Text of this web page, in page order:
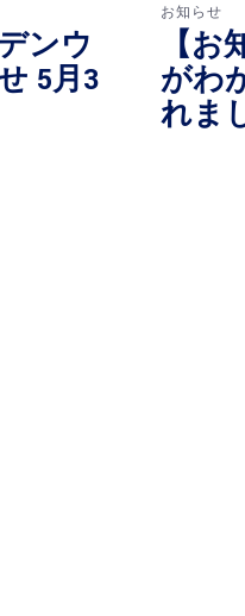
ンウ
5月3
お知らせ
【
がわ
れま